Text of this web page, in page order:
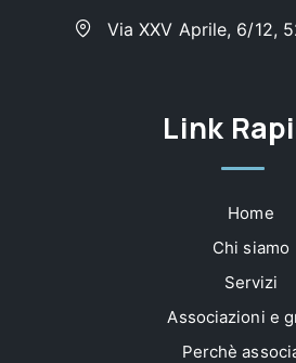
Via XXV Aprile, 6/12,
Link
Home
Chi siamo
Servizi
Associazioni e
Perchè